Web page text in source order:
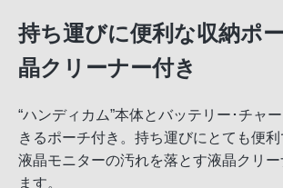
持ち運びに便利な収納ポ
晶クリーナー付き
“ハンディカム”本体とバッテリー･チャ
きるポーチ付き。持ち運びにとても便利
液晶モニターの汚れを落とす液晶クリ
ます。